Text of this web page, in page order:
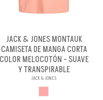
JACK & JONES MONTAUK
CAMISETA DE MANGA CORTA
COLOR MELOCOTÓN - SUAVE
Y TRANSPIRABLE
JACK & JONES